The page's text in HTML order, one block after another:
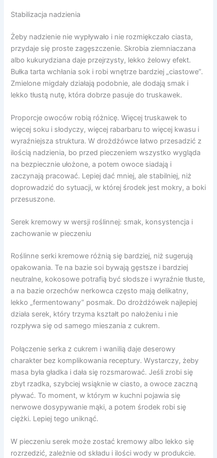
Stabilizacja nadzienia
Żeby nadzienie nie wypływało i nie rozmiękczało ciasta,
przydaje się proste zagęszczenie. Skrobia ziemniaczana
albo kukurydziana daje przejrzysty, lekko żelowy efekt.
Bułka tarta wchłania sok i robi wnętrze bardziej „ciastowe”.
Zmielone migdały działają podobnie, ale dodają smak i
lekko tłustą nutę, która dobrze pasuje do truskawek.
Proporcje owoców robią różnicę. Więcej truskawek to
więcej soku i słodyczy, więcej rabarbaru to więcej kwasu i
wyraźniejsza struktura. W drożdżówce łatwo przesadzić z
ilością nadzienia, bo przed pieczeniem wszystko wygląda
na bezpiecznie ułożone, a potem owoce siadają i
zaczynają pracować. Lepiej dać mniej, ale stabilniej, niż
doprowadzić do sytuacji, w której środek jest mokry, a boki
przesuszone.
Serek kremowy w wersji roślinnej: smak, konsystencja i
zachowanie w pieczeniu
Roślinne serki kremowe różnią się bardziej, niż sugerują
opakowania. Te na bazie soi bywają gęstsze i bardziej
neutralne, kokosowe potrafią być słodsze i wyraźnie tłuste,
a na bazie orzechów nerkowca często mają delikatny,
lekko „fermentowany” posmak. Do drożdżówek najlepiej
działa serek, który trzyma kształt po nałożeniu i nie
rozpływa się od samego mieszania z cukrem.
Połączenie serka z cukrem i wanilią daje deserowy
charakter bez komplikowania receptury. Wystarczy, żeby
masa była gładka i dała się rozsmarować. Jeśli zrobi się
zbyt rzadka, szybciej wsiąknie w ciasto, a owoce zaczną
pływać. To moment, w którym w kuchni pojawia się
nerwowe dosypywanie mąki, a potem środek robi się
ciężki. Lepiej tego uniknąć.
W pieczeniu serek może zostać kremowy albo lekko się
rozrzedzić, zależnie od składu i ilości wody w produkcie.